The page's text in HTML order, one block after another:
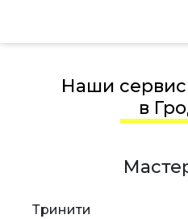
Наши
в
Тринити